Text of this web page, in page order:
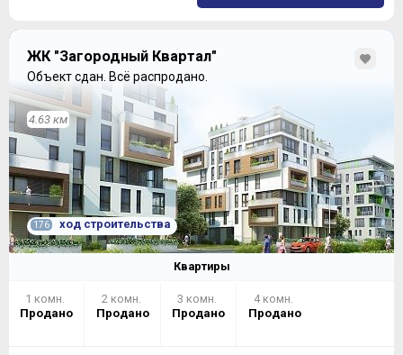
ЖК "Загородный Квартал"
Объект сдан. Всё распродано.
4.63 км
176 ход строительства
Квартиры
1 комн.
Продано
2 комн.
Продано
3 комн.
Продано
4 комн.
Продано